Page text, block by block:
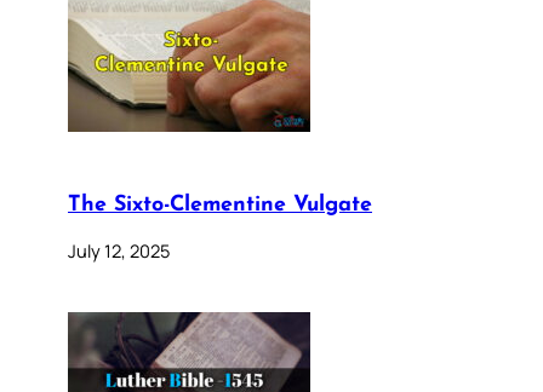
The Sixto-Clementine Vulgate
July 12, 2025